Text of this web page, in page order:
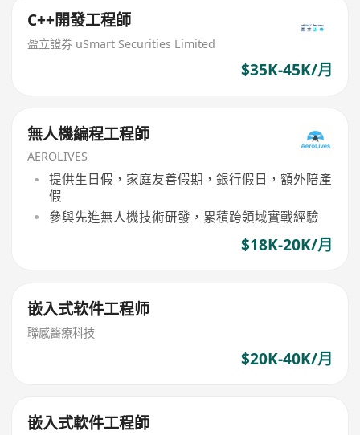
C++開發工程師
盈立證券 uSmart Securities Limited
$35K-45K/月
無人機編程工程師
AEROLIVES
提供生日假，家庭友善假期，銀行假日，額外陪產
假
參與先進無人機技術研發，累積跨領域實戰經驗
$18K-20K/月
嵌入式软件工程师
聯感醫療科技
$20K-40K/月
嵌入式軟件工程師